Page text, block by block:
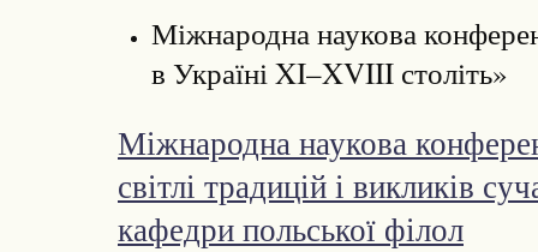
Міжнародна наукова
в Україні XI–XVIII століть»
Міжнародна наукова
світлі традицій і викликів
кафедри польської філол